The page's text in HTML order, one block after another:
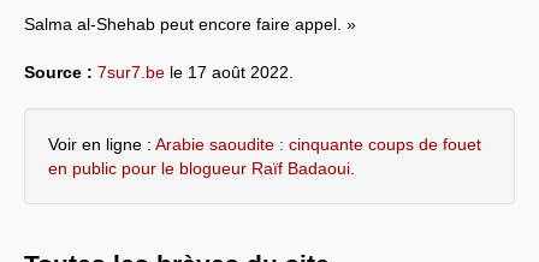
Salma al-Shehab peut encore faire appel. »
Source : 7sur7.be le 17 août 2022.
Voir en ligne : Arabie saoudite : cinquante coups de fouet
en public pour le blogueur Raïf Badaoui.